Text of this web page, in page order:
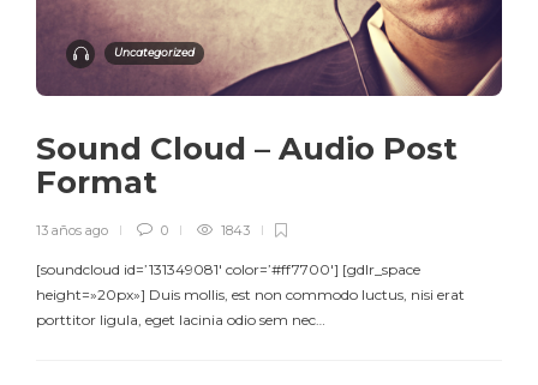
Uncategorized
Sound Cloud – Audio Post
Format
13 años ago 0 1843
[soundcloud id=’131349081′ color=’#ff7700′] [gdlr_space
height=»20px»] Duis mollis, est non commodo luctus, nisi erat
porttitor ligula, eget lacinia odio sem nec…